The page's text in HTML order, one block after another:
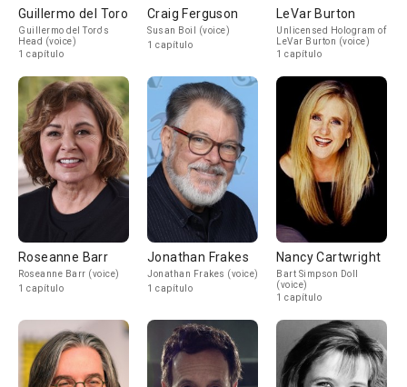
Guillermo del Toro
Guillermo del Toro's
Head (voice)
1 capítulo
Craig Ferguson
Susan Boil (voice)
1 capítulo
LeVar Burton
Unlicensed Hologram of
LeVar Burton (voice)
1 capítulo
Roseanne Barr
Roseanne Barr (voice)
1 capítulo
Jonathan Frakes
Jonathan Frakes (voice)
1 capítulo
Nancy Cartwright
Bart Simpson Doll
(voice)
1 capítulo